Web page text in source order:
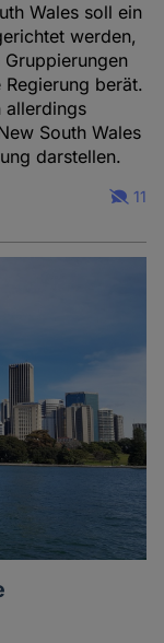
Wales soll ein
werden,
berät.
allerdings
South Wales
darstellen.
11